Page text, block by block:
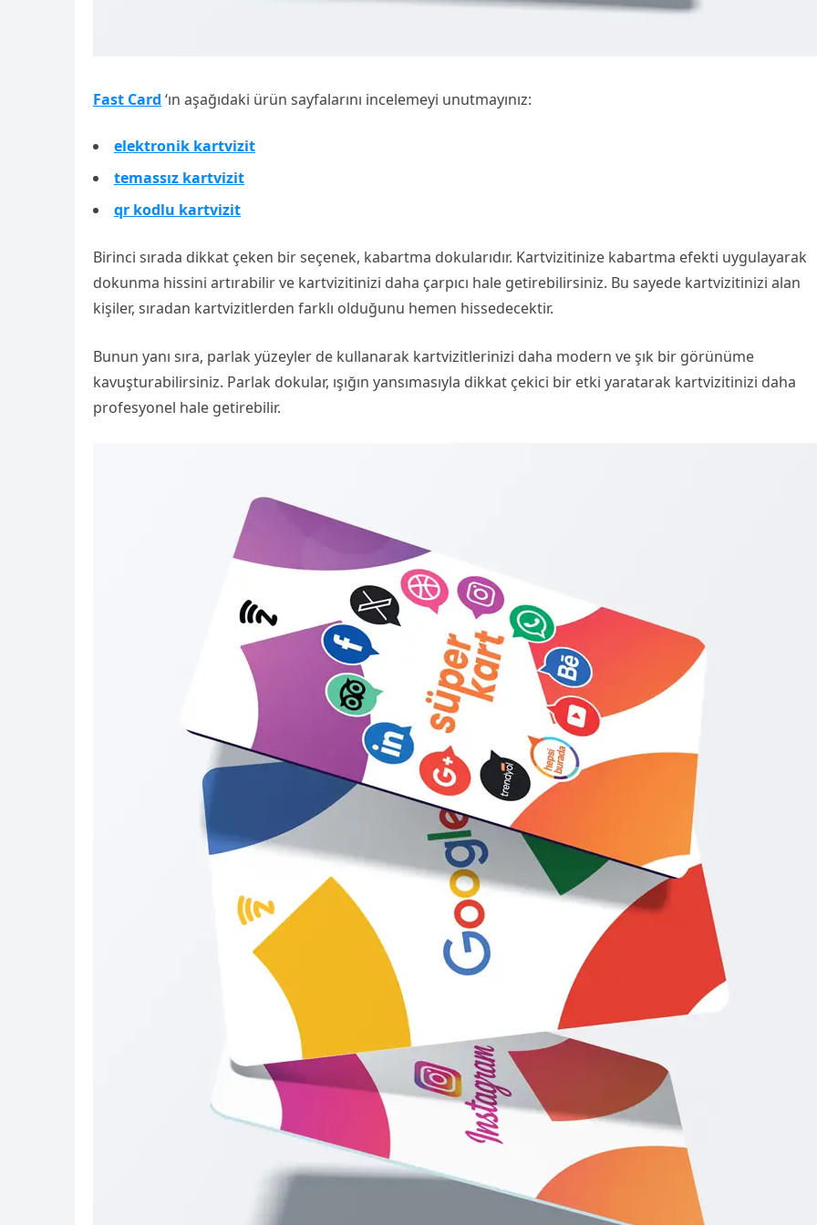
Fast Card ‘ın aşağıdaki ürün sayfalarını incelemeyi unutmayınız:
elektronik kartvizit
temassız kartvizit
qr kodlu kartvizit
Birinci sırada dikkat çeken bir seçenek, kabartma dokularıdır. Kartvizitinize kabartma efekti uygulayarak
dokunma hissini artırabilir ve kartvizitinizi daha çarpıcı hale getirebilirsiniz. Bu sayede kartvizitinizi alan
kişiler, sıradan kartvizitlerden farklı olduğunu hemen hissedecektir.
Bunun yanı sıra, parlak yüzeyler de kullanarak kartvizitlerinizi daha modern ve şık bir görünüme
kavuşturabilirsiniz. Parlak dokular, ışığın yansımasıyla dikkat çekici bir etki yaratarak kartvizitinizi daha
profesyonel hale getirebilir.